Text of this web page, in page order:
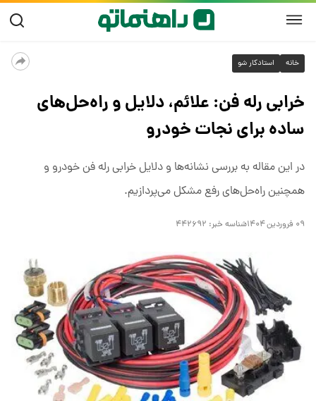
خانه استادکار شو
خرابی رله فن: علائم، دلایل و راه‌حل‌های
ساده برای نجات خودرو
در این مقاله به بررسی نشانه‌ها و دلایل خرابی رله فن خودرو و
همچنین راه‌حل‌های رفع مشکل می‌پردازیم.
۰۹ فروردین ۱۴۰۴ شناسه خبر: ۴۴۲۶۹۲